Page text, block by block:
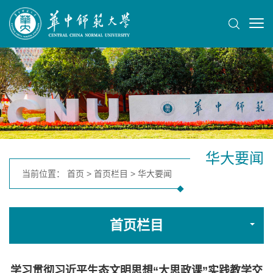
华大要闻
当前位置： 首页 > 首页栏目 > 华大要闻
首页栏目
学习贯彻习近平生态文明思想“大思政课”实践教学交